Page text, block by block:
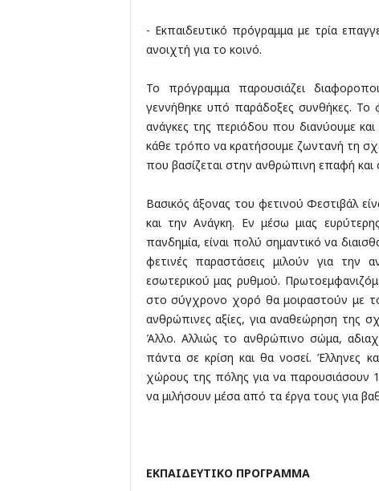
- Εκπαιδευτικό πρόγραμμα με τρία
ανοιχτή για το κοινό.
Το πρόγραμμα παρουσιάζει
γεννήθηκε υπό παράδοξες συνθήκες. Το
ανάγκες της περιόδου που διανύουμε
κάθε τρόπο να κρατήσουμε ζωντανή τη
που βασίζεται στην ανθρώπινη επαφή
Βασικός άξονας του φετινού Φεστιβάλ
και την Ανάγκη. Εν μέσω μιας
πανδημία, είναι πολύ σημαντικό να
φετινές παραστάσεις μιλούν για την
εσωτερικού μας ρυθμού.
στο σύγχρονο χορό θα μοιραστούν με το
ανθρώπινες αξίες, για αναθεώρηση της
Άλλο. Αλλιώς το ανθρώπινο σώμα,
πάντα σε κρίση και θα νοσεί. Έλληνες
χώρους της πόλης για να παρουσιάσουν
να μιλήσουν μέσα από τα έργα τους για
ΕΚΠΑΙΔΕΥΤΙΚΟ ΠΡΟΓΡΑΜΜΑ